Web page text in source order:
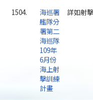
1504.
海巡署
艦隊分
署第二
海巡隊
109年
6月份
海上射
擊訓練
計畫
詳如射